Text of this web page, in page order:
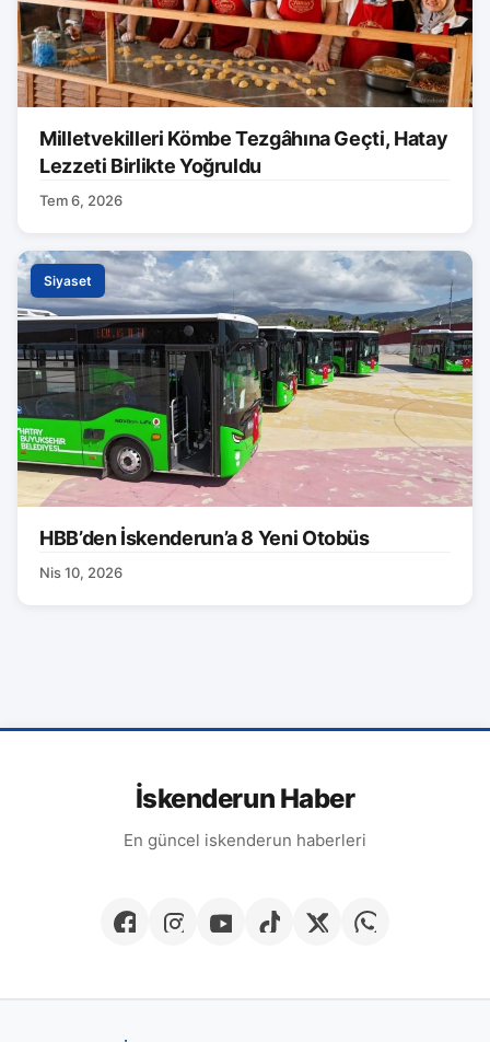
Milletvekilleri Kömbe Tezgâhına Geçti, Hatay
Lezzeti Birlikte Yoğruldu
Tem 6, 2026
Siyaset
HBB’den İskenderun’a 8 Yeni Otobüs
Nis 10, 2026
İskenderun Haber
En güncel iskenderun haberleri